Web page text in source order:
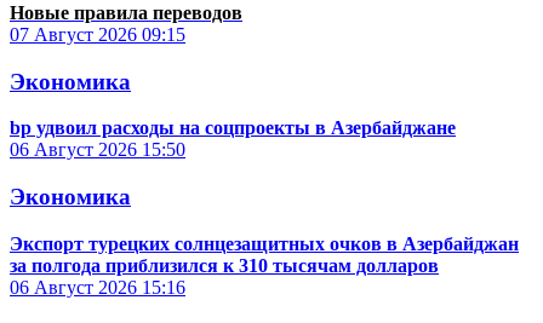
Новые правила переводов
07 Август 2026 09:15
Экономика
bp удвоил расходы на соцпроекты в Азербайджане
06 Август 2026 15:50
Экономика
Экспорт турецких солнцезащитных очков в Азербайджан
за полгода приблизился к 310 тысячам долларов
06 Август 2026 15:16